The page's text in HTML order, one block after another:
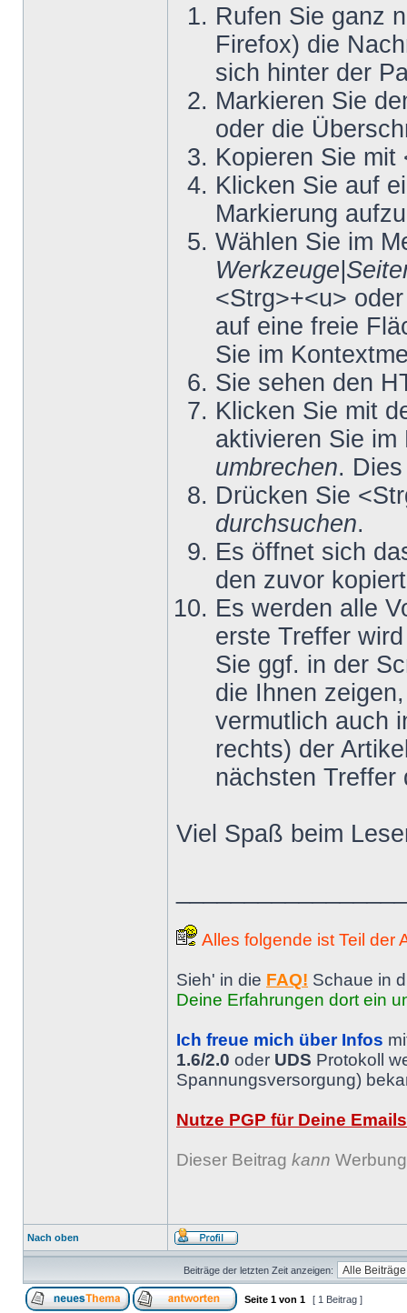
Rufen Sie ganz
Firefox) die
sich hinter der
Markieren Sie
oder die
Kopieren Sie mit
Klicken Sie auf
Markierung
Wählen Sie im
<Strg>+<u>
auf eine freie
Sie im
Sie sehen den
Klicken Sie mit
aktivieren Sie
umbrechen.
Drücken Sie
durchsuchen.
Es öffnet sich
den zuvor
Es werden alle
erste Treffer
Sie ggf. in der
die Ihnen
vermutlich auch
rechts) der
nächsten Treffer
Viel Spaß beim
Alles folgende ist Teil der
Sieh' in die FAQ! Schaue in
Deine Erfahrungen dort ein
Ich freue mich über Infos
1.6/2.0 oder UDS Protokoll
Spannungsversorgung)
Nutze PGP für Deine
Dieser Beitrag kann
Nach oben
Beiträge der letzten Zeit anzeigen:
Seite 1 von 1 [ 1 Beitrag ]